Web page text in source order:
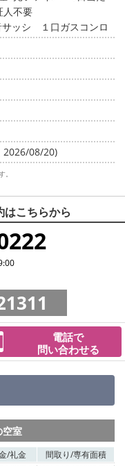
人不要
ッシ １口ガスコンロ
2026/08/20)
はこちらから
電話で
問い合わせる
空室
/礼金 間取り/専有面積